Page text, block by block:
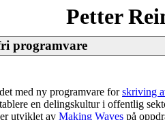
Petter
programvare
med ny programvare forskriving
en delingskultur i offentlig
utviklet av Making Waves på